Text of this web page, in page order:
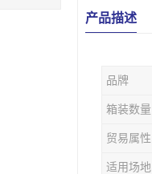
产品描述
品牌
箱装数量
贸易属性
适用场地